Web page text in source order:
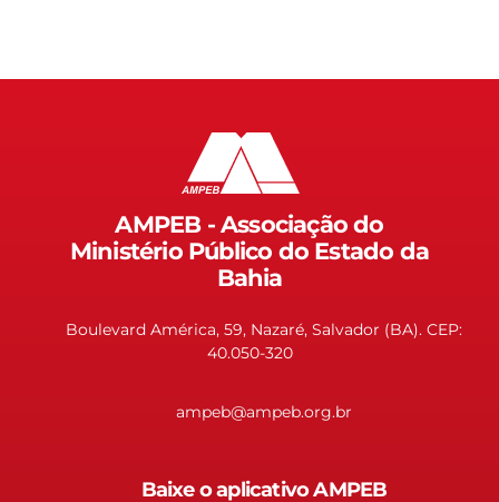
AMPEB - Associação do
Ministério Público do Estado da
Bahia
Boulevard América, 59, Nazaré, Salvador (BA). CEP:
40.050-320
ampeb@ampeb.org.br
Baixe o aplicativo AMPEB